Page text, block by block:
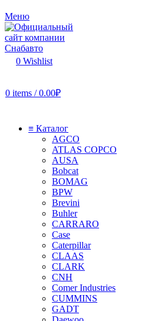
Меню
0 Wishlist
0 items / 0.00₽
≡ Каталог
AGCO
ATLAS COPCO
AUSA
Bobcat
BOMAG
BPW
Brevini
Buhler
CARRARO
Case
Caterpillar
CLAAS
CLARK
CNH
Comer Industries
CUMMINS
GADT